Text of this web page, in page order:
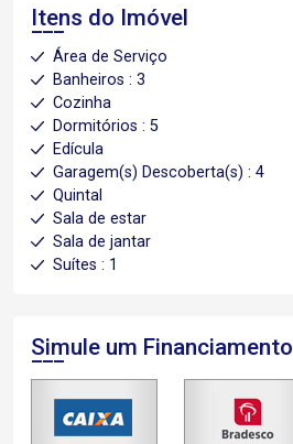
Itens do Imóvel
Área de Serviço
Banheiros : 3
Cozinha
Dormitórios : 5
Edícula
Garagem(s) Descoberta(s) : 4
Quintal
Sala de estar
Sala de jantar
Suítes : 1
Simule um Financiamento